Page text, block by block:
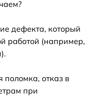
дефекта, который
работой (например,
отказ в
при